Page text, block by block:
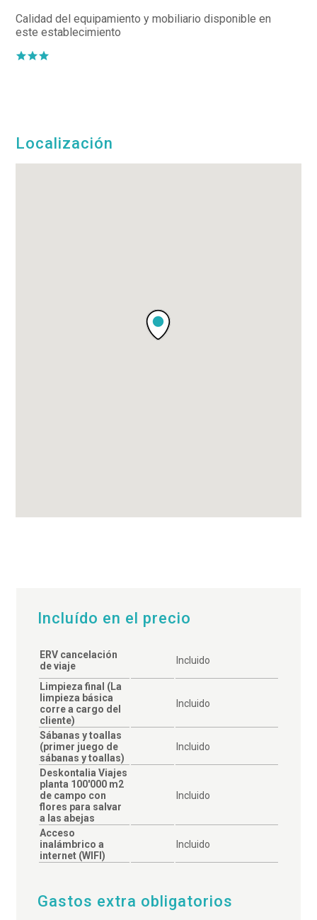
Calidad del equipamiento y mobiliario disponible en
este establecimiento
Localización
Incluído en el precio
ERV cancelación
de viaje
Incluido
Limpieza final (La
limpieza básica
corre a cargo del
cliente)
Incluido
Sábanas y toallas
(primer juego de
sábanas y toallas)
Incluido
Deskontalia Viajes
planta 100'000 m2
de campo con
flores para salvar
a las abejas
Incluido
Acceso
inalámbrico a
internet (WIFI)
Incluido
Gastos extra obligatorios